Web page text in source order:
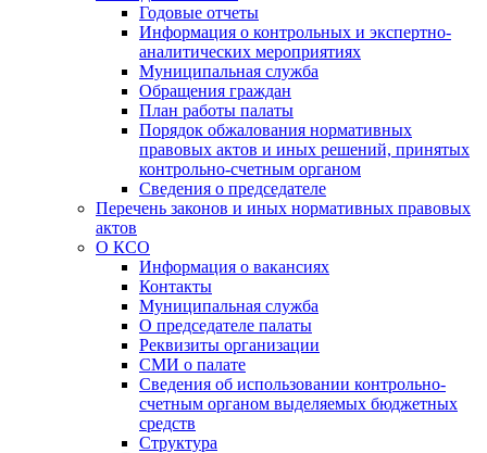
Годовые отчеты
Информация о контрольных и экспертно-
аналитических мероприятиях
Муниципальная служба
Обращения граждан
План работы палаты
Порядок обжалования нормативных
правовых актов и иных решений, принятых
контрольно-счетным органом
Сведения о председателе
Перечень законов и иных нормативных правовых
актов
О КСО
Информация о вакансиях
Контакты
Муниципальная служба
О председателе палаты
Реквизиты организации
СМИ о палате
Сведения об использовании контрольно-
счетным органом выделяемых бюджетных
средств
Структура